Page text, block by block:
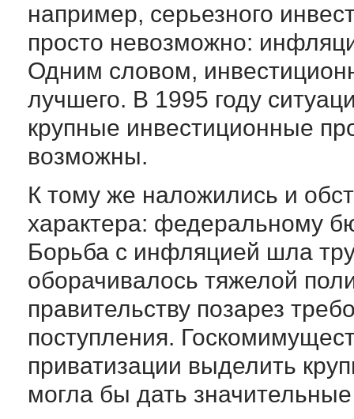
например, серьезного
просто невозможно:
Одним словом,
лучшего. В 1995 году
крупные инвестиционные
возможны.
К тому же наложились и
характера: федеральному
Борьба с инфляцией шла
оборачивалось тяжелой
правительству позарез
поступления.
приватизации выделить
могла бы дать